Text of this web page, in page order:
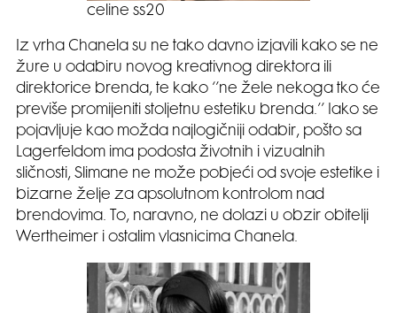
celine ss20
Iz vrha Chanela su ne tako davno izjavili kako se ne
žure u odabiru novog kreativnog direktora ili
direktorice brenda, te kako ‘’ne žele nekoga tko će
previše promijeniti stoljetnu estetiku brenda.’’ Iako se
pojavljuje kao možda najlogičniji odabir, pošto sa
Lagerfeldom ima podosta životnih i vizualnih
sličnosti, Slimane ne može pobjeći od svoje estetike i
bizarne želje za apsolutnom kontrolom nad
brendovima. To, naravno, ne dolazi u obzir obitelji
Wertheimer i ostalim vlasnicima Chanela.